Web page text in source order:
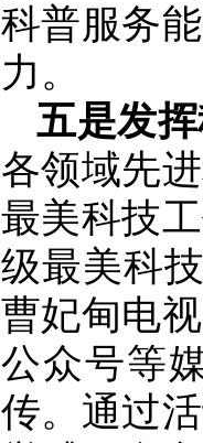
科普服务
力。
五是发
各领域先
最美科技
级最美科
曹妃甸电
公众号等
传。通过